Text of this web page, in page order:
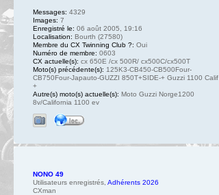
Messages: 4329
Images: 7
Enregistré le: 06 août 2005, 19:16
Localisation: Bourth (27580)
Membre du CX Twinning Club ?: Oui
Numéro de membre: 0603
CX actuelle(s): cx 650E /cx 500R/ cx500C/cx500T
Moto(s) précédente(s): 125K3-CB450-CB500Four-
CB750Four-Japauto-GUZZI 850T+SIDE-+ Guzzi 1100 Calif
+
Autre(s) moto(s) actuelle(s): Moto Guzzi Norge1200
8v/California 1100 ev
NONO 49
Utilisateurs enregistrés Adhérents 2026
CXman